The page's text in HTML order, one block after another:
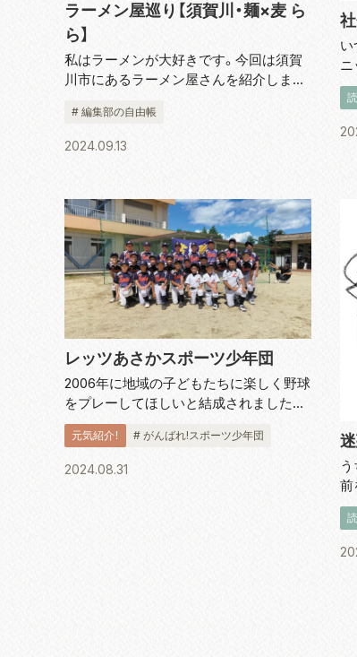
ラーメン屋巡り【須賀川・麺×麦 ら
ら】
私はラーメンが大好きです。今回は須賀
川市にあるラーメン屋さんを紹介しま
濃厚の鶏白湯、しかも泡スープ。鶏の旨み
に溺れました。
# 編集部の自由帳
2024.09.13
い
ニ
が
ズ
ン
レッツあさかスポーツ少年団
2006年に地域の子どもたちに楽しく野球
をプレーしてほしいと結成されました。
「野球を楽しむ」を合言葉に小学1年生から
6年生の24人が週に2回の練習に汗を流し
ます。代表・監督の磯部清さんは「野球を
元気紹介！ # がんばれ!スポーツ少年団
2024.08.31
前
で
を